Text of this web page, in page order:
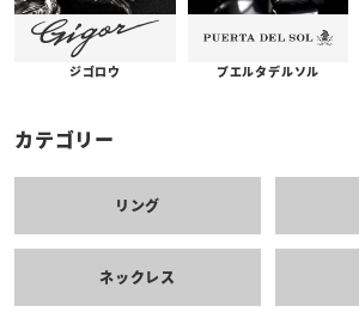
ジゴロウ プエルタデルソル
カテゴリー
リング
ネックレス